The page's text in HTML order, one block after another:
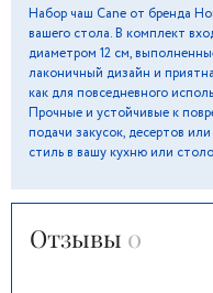
Набор чаш Cane от бренда
вашего стола. В комплект
диаметром 12 см,
лаконичный дизайн и
как для повседневного
Прочные и устойчивые к
подачи закусок, десертов
стиль в вашу кухню или
Отзывы 0